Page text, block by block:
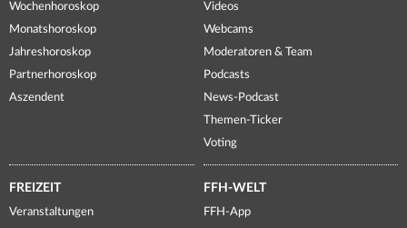
Wochenhoroskop
Monatshoroskop
Jahreshoroskop
Partnerhoroskop
Aszendent
Videos
Webcams
Moderatoren & Team
Podcasts
News-Podcast
Themen-Ticker
Voting
FREIZEIT
Veranstaltungen
FFH-WELT
FFH-App